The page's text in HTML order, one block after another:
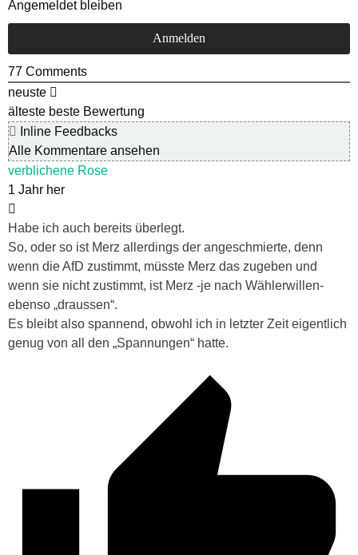
Angemeldet bleiben
77 Comments
neuste
älteste beste Bewertung
Inline Feedbacks
Alle Kommentare ansehen
verblichene Rose
1 Jahr her
Habe ich auch bereits überlegt.
So, oder so ist Merz allerdings der angeschmierte, denn
wenn die AfD zustimmt, müsste Merz das zugeben und
wenn sie nicht zustimmt, ist Merz -je nach Wählerwillen-
ebenso „draussen“.
Es bleibt also spannend, obwohl ich in letzter Zeit eigentlich
genug von all den „Spannungen“ hatte.